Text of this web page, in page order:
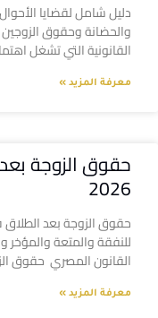
دليل شامل لقضايا
والحضانة وحقوق الزوجين
القانونية التي تشغل
معرفة المزيد »
حقوق الزوجة
2026
للنفقة والمتعة
القانون المصري حقوق
معرفة المزيد »